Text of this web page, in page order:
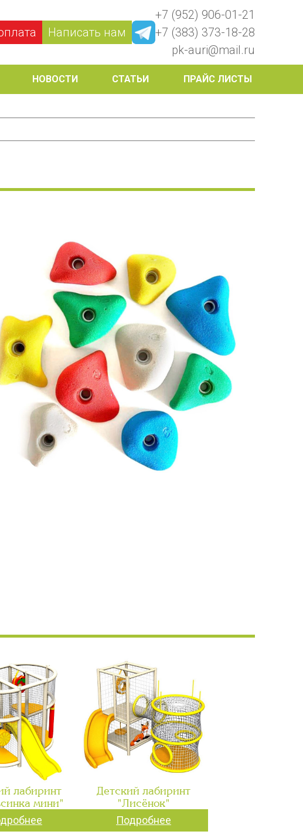
Написать нам
+7 (952) 906-01-21
+7 (383) 373-18-28
pk-auri@mail.ru
НОВОСТИ СТАТЬИ ПРАЙС ЛИСТЫ
лабиринт
мини"
Детский лабиринт
"Лисёнок"
Подробнее